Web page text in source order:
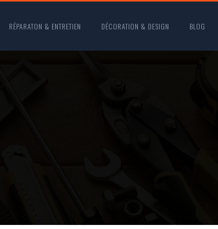
RÉPARATON & ENTRETIEN DÉCORATION & DESIGN BLOG